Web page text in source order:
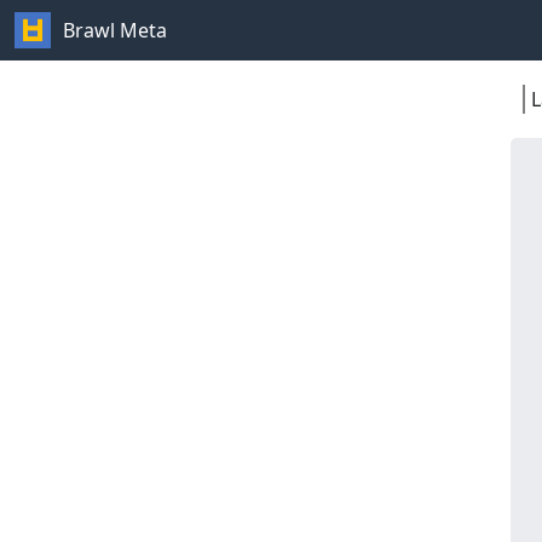
Brawl Meta